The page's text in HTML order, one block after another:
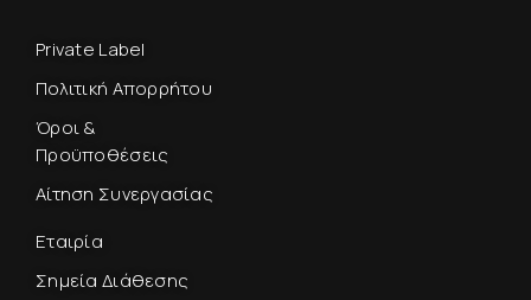
Private Label
Πολιτική Απορρήτου
Όροι &
Προϋποθέσεις
Αίτηση Συνεργασίας
Εταιρία
Σημεία Διάθεσης